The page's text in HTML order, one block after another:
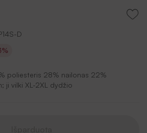
D
poliesteris 28% nailonas 22%
ji vilki XL-2XL dydžio